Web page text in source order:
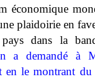
économique
plaidoirie en
dans la
a demandé à
en le montrant